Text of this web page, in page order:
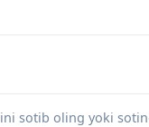
sotib oling yoki